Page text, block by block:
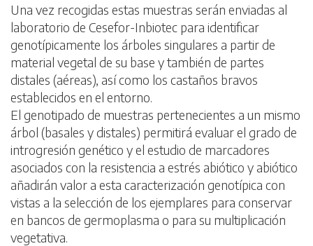
Una vez recogidas estas muestras serán enviadas al
laboratorio de Cesefor-Inbiotec para identificar
genotípicamente los árboles singulares a partir de
material vegetal de su base y también de partes
distales (aéreas), así como los castaños bravos
establecidos en el entorno.
El genotipado de muestras pertenecientes a un mismo
árbol (basales y distales) permitirá evaluar el grado de
introgresión genético y el estudio de marcadores
asociados con la resistencia a estrés abiótico y abiótico
añadirán valor a esta caracterización genotípica con
vistas a la selección de los ejemplares para conservar
en bancos de germoplasma o para su multiplicación
vegetativa.